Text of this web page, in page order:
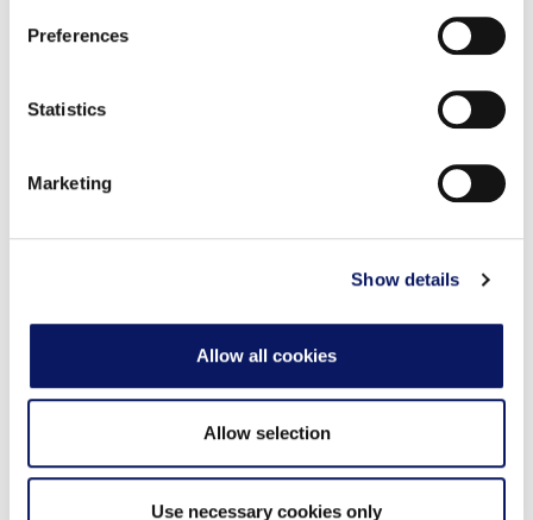
Find out more about how your personal data is processed
and set your preferences in the
We use cookies to personalise content and ads, to
provide social media features and to analyse our traffic.
our social media, advertising and analytics partners who
provided to them or that they’ve collected from your use
Preferences
Statistics
Marketing
Show details
Allow all cookies
Allow selection
Use necessary cookies only
ア＆ネイルサービスは除く。
8.同じ部屋に大人を追加した場合の料金はどうなります
Walt Disney World ・Walt Disney World ・スワンおよ
びWalt Disney World Swan Reserve、3人目および4人
目の大人1名につき1泊$35の追加料金および税金がかか